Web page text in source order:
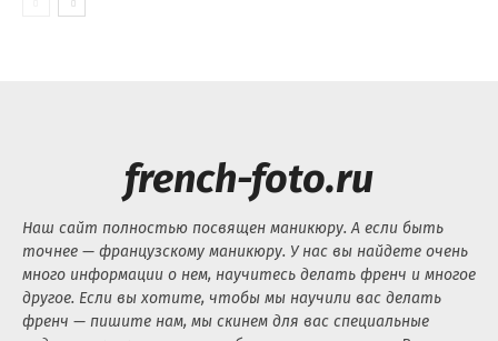
french-foto.ru
Наш сайт полностью посвящен маникюру. А если быть
точнее — французскому маникюру. У нас вы найдете очень
много информации о нем, научитесь делать френч и многое
другое. Если вы хотите, чтобы мы научили вас делать
френч — пишите нам, мы скинем для вас специальные